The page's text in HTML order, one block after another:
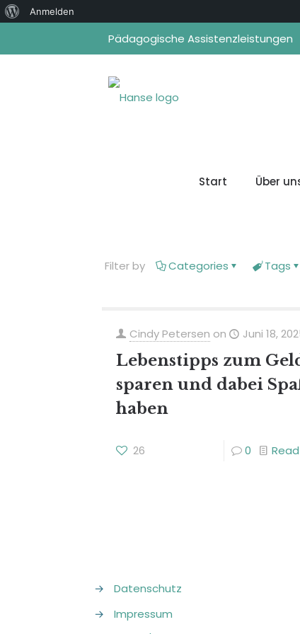
Pädagogische Assistenzleistungen
Start Über
Filter by Categories Tags
Cindy Petersen on Juni 18,
Lebenstipps zum
sparen und dabei
haben
26 0
→
Datenschutz
→
Impressum
Über
Anmelden